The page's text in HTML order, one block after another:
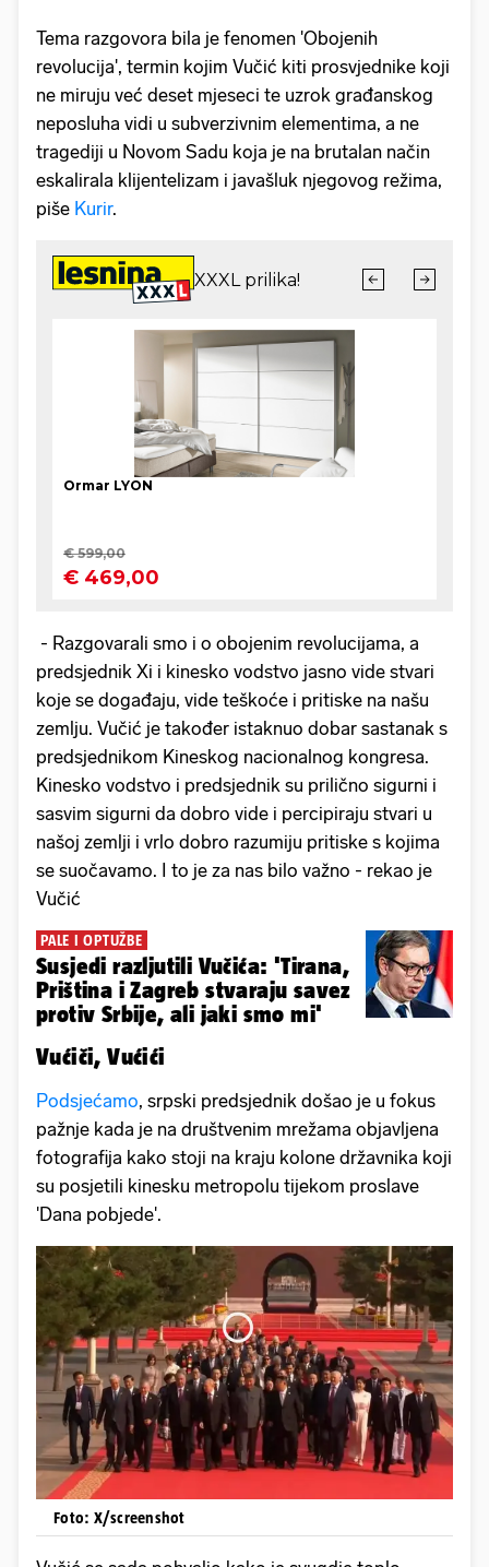
Tema razgovora bila je fenomen 'Obojenih
revolucija', termin kojim Vučić kiti prosvjednike koji
ne miruju već deset mjeseci te uzrok građanskog
neposluha vidi u subverzivnim elementima, a ne
tragediji u Novom Sadu koja je na brutalan način
eskalirala klijentelizam i javašluk njegovog režima,
piše Kurir.
- Razgovarali smo i o obojenim revolucijama, a
predsjednik Xi i kinesko vodstvo jasno vide stvari
koje se događaju, vide teškoće i pritiske na našu
zemlju. Vučić je također istaknuo dobar sastanak s
predsjednikom Kineskog nacionalnog kongresa.
Kinesko vodstvo i predsjednik su prilično sigurni i
sasvim sigurni da dobro vide i percipiraju stvari u
našoj zemlji i vrlo dobro razumiju pritiske s kojima
se suočavamo. I to je za nas bilo važno - rekao je
Vučić
PALE I OPTUŽBE
Susjedi razljutili Vučića: 'Tirana,
Priština i Zagreb stvaraju savez
protiv Srbije, ali jaki smo mi'
Vućiči, Vućići
Podsjećamo, srpski predsjednik došao je u fokus
pažnje kada je na društvenim mrežama objavljena
fotografija kako stoji na kraju kolone državnika koji
su posjetili kinesku metropolu tijekom proslave
'Dana pobjede'.
Foto: X/screenshot